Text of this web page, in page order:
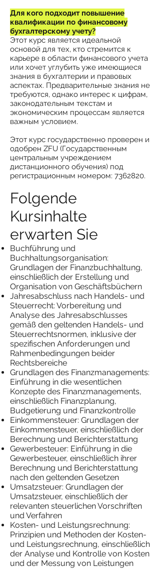
Для кого подходит повышение
квалификации по финансовому
бухгалтерскому учету?
Этот курс является идеальной
основой для тех, кто стремится к
карьере в области финансового учета
или хочет углубить уже имеющиеся
знания в бухгалтерии и правовых
аспектах. Предварительные знания не
требуются, однако интерес к цифрам,
законодательным текстам и
экономическим процессам является
важным условием.
Этот курс государственно проверен и
одобрен ZFU (Государственным
центральным учреждением
дистанционного обучения) под
регистрационным номером: 7362820.
Folgende
Kursinhalte
erwarten Sie
Buchführung und
Buchhaltungsorganisation:
Grundlagen der Finanzbuchhaltung,
einschließlich der Erstellung und
Organisation von Geschäftsbüchern
Jahresabschluss nach Handels- und
Steuerrecht: Vorbereitung und
Analyse des Jahresabschlusses
gemäß den geltenden Handels- und
Steuerrechtsnormen, inklusive der
spezifischen Anforderungen und
Rahmenbedingungen beider
Rechtsbereiche
Grundlagen des Finanzmanagements:
Einführung in die wesentlichen
Konzepte des Finanzmanagements,
einschließlich Finanzplanung,
Budgetierung und Finanzkontrolle
Einkommensteuer: Grundlagen der
Einkommensteuer, einschließlich der
Berechnung und Berichterstattung
Gewerbesteuer: Einführung in die
Gewerbesteuer, einschließlich ihrer
Berechnung und Berichterstattung
nach den geltenden Gesetzen
Umsatzsteuer: Grundlagen der
Umsatzsteuer, einschließlich der
relevanten steuerlichen Vorschriften
und Verfahren
Kosten- und Leistungsrechnung:
Prinzipien und Methoden der Kosten-
und Leistungsrechnung, einschließlich
der Analyse und Kontrolle von Kosten
und der Messung von Leistungen